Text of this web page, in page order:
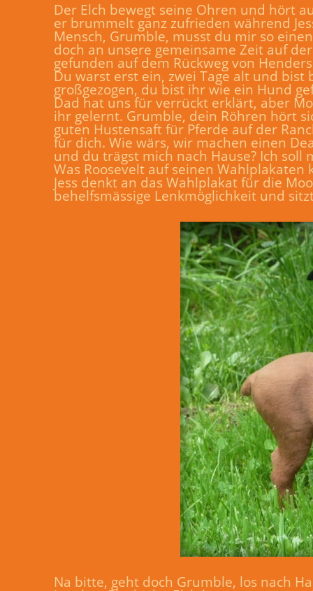
Der Elch bewegt seine Ohren und hört
er brummelt ganz zufrieden während
Mensch, Grumble, musst du mir so
doch an unsere gemeinsame Zeit auf
gefunden auf dem Rückweg von
Du warst erst ein, zwei Tage alt und
großgezogen, du bist ihr wie ein Hund
Dad hat uns für verrückt erklärt, aber
ihr gelernt. Grumble, dein Röhren hört
guten Hustensaft für Pferde auf der
für dich. Wie wärs, wir machen einen
und du trägst mich nach Hause? Ich
Was Roosevelt auf seinen Wahlplakaten
Jess denkt an das Wahlplakat für die
behelfsmässige Lenkmöglichkeit und
Na bitte, geht doch Grumble, los nach